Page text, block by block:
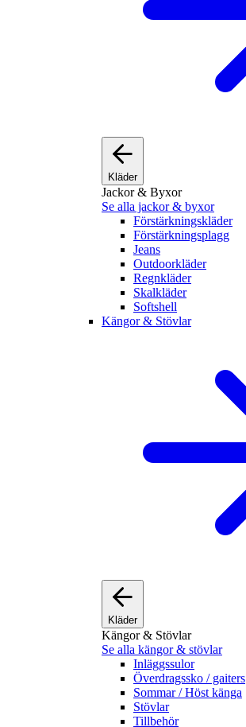
Kläder
Jackor & Byxor
Se alla jackor & byxor
Förstärkningskläder
Förstärkningsplagg
Jeans
Outdoorkläder
Regnkläder
Skalkläder
Softshell
Kängor & Stövlar
Kläder
Kängor & Stövlar
Se alla kängor & stövlar
Inläggssulor
Överdragssko / gaiters
Sommar / Höst känga
Stövlar
Tillbehör